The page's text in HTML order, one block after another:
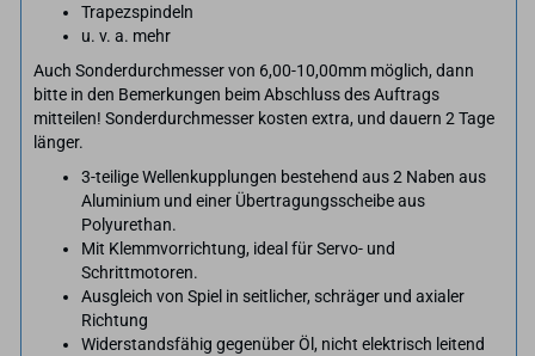
Trapezspindeln
u. v. a. mehr
Auch Sonderdurchmesser von 6,00-10,00mm möglich, dann
bitte in den Bemerkungen beim Abschluss des Auftrags
mitteilen! Sonderdurchmesser kosten extra, und dauern 2 Tage
länger.
3-teilige Wellenkupplungen bestehend aus 2 Naben aus
Aluminium und einer Übertragungsscheibe aus
Polyurethan.
Mit Klemmvorrichtung, ideal für Servo- und
Schrittmotoren.
Ausgleich von Spiel in seitlicher, schräger und axialer
Richtung
Widerstandsfähig gegenüber Öl, nicht elektrisch leitend